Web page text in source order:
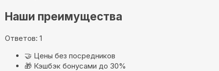
Наши преимущества
Ответов: 1
🤝 Цены без посредников
🎁 Кэшбэк бонусами до 30%